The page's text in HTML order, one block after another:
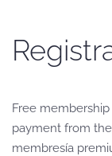
Free
payment from the
membresía